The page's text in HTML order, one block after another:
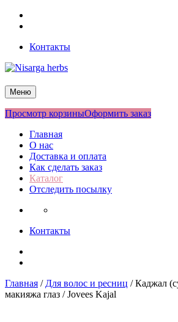
Перейти
Контакты
Nisarga herbs
Меню
Просмотр корзиныОформить заказ
Главная
О нас
Доставка и оплата
Как сделать заказ
Каталог
Отследить посылку
Контакты
Главная / Для волос и ресниц / Каджал
макияжа глаз / Jovees Kajal